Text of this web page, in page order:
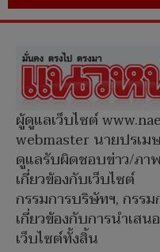
ผู้ดูแลเว็บไซต์
webmaster นายปรเม
ดูแลรับผิดชอบข่าว/ภ
เกี่ยวข้องกับเว็บไซต์
กรรมการบริษัทฯ, กรร
เกี่ยวข้องกับการนำเส
เว็บไซต์ทั้งสิ้น